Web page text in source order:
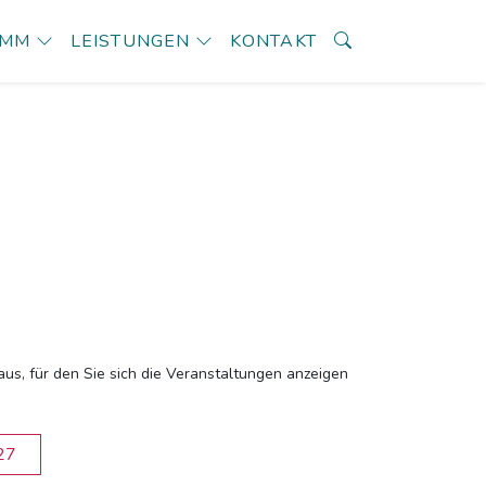
LEISTUNGEN KONTAKT
für den Sie sich die Veranstaltungen anzeigen